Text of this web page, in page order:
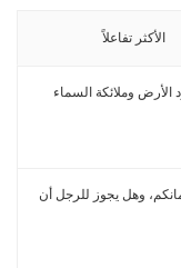
الأكثر تفاعلاً
وملائكة السماء
وهل يجوز للرجل أن